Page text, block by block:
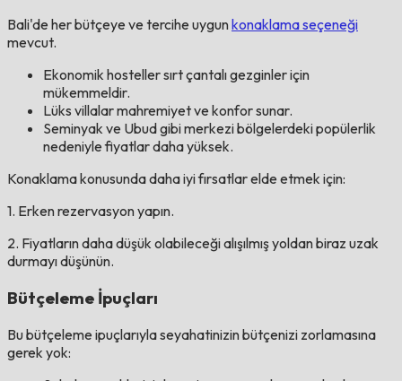
Bali'de her bütçeye ve tercihe uygunkonaklama seçeneği
mevcut.
Ekonomik hosteller sırt çantalı gezginler için
mükemmeldir.
Lüks villalar mahremiyet ve konfor sunar.
Seminyak ve Ubud gibi merkezi bölgelerdeki popülerlik
nedeniyle fiyatlar daha yüksek.
Konaklama konusunda daha iyi fırsatlar elde etmek için:
1. Erken rezervasyon yapın.
2. Fiyatların daha düşük olabileceği alışılmış yoldan biraz uzak
durmayı düşünün.
Bütçeleme İpuçları
Bu bütçeleme ipuçlarıyla seyahatinizin bütçenizi zorlamasına
gerek yok: